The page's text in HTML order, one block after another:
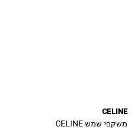
CELINE
משקפי שמש CELINE